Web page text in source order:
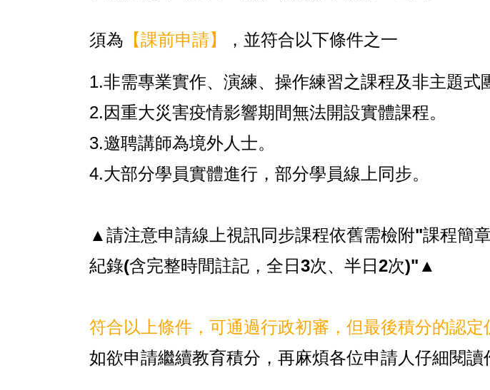
須為 【課前申請】 ，並符合以下條件之一
1.非需專業實作、演練、操作練習之課程及非主題式
2.因重大災害疫情影響期間無法開設實體課程。
3.邀聘講師為境外人士。
4.大部分學員實體進行，部分學員線上同步。
▲請注意申請線上視訊同步課程依舊需檢附"課程簡
紀錄(含完整時間註記，全日3次、半日2次)" ▲
符合以上條件，可通過行政初審，但最後積分的認定
如欲申請繼續教育積分，再麻煩各位申請人仔細閱讀